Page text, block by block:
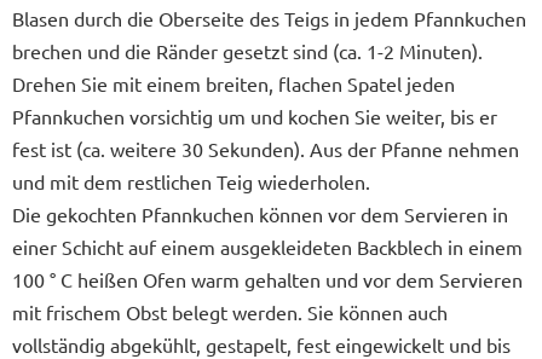
Blasen durch die Oberseite des Teigs in jedem Pfannkuchen
brechen und die Ränder gesetzt sind (ca. 1-2 Minuten).
Drehen Sie mit einem breiten, flachen Spatel jeden
Pfannkuchen vorsichtig um und kochen Sie weiter, bis er
fest ist (ca. weitere 30 Sekunden). Aus der Pfanne nehmen
und mit dem restlichen Teig wiederholen.
Die gekochten Pfannkuchen können vor dem Servieren in
einer Schicht auf einem ausgekleideten Backblech in einem
100 ° C heißen Ofen warm gehalten und vor dem Servieren
mit frischem Obst belegt werden. Sie können auch
vollständig abgekühlt, gestapelt, fest eingewickelt und bis